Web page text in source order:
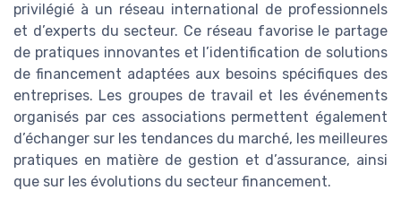
privilégié à un réseau international de professionnels
et d’experts du secteur. Ce réseau favorise le partage
de pratiques innovantes et l’identification de solutions
de financement adaptées aux besoins spécifiques des
entreprises. Les groupes de travail et les événements
organisés par ces associations permettent également
d’échanger sur les tendances du marché, les meilleures
pratiques en matière de gestion et d’assurance, ainsi
que sur les évolutions du secteur financement.